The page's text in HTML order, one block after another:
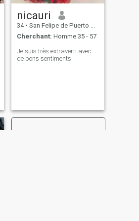
nicauri
34 • San Felipe de Puerto Plata, Puerto Plata, Rep.Dominicaine
Cherchant: Homme 35 - 57
Je suis très extraverti avec
de bons sentiments